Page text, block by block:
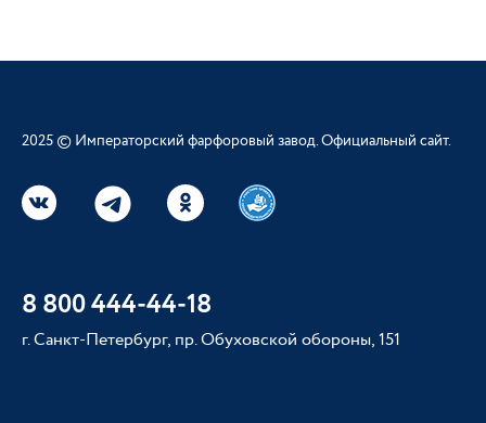
2025 © Императорский фарфоровый завод. Официальный сайт.
8 800 444-44-18
г. Санкт-Петербург, пр. Обуховской обороны, 151